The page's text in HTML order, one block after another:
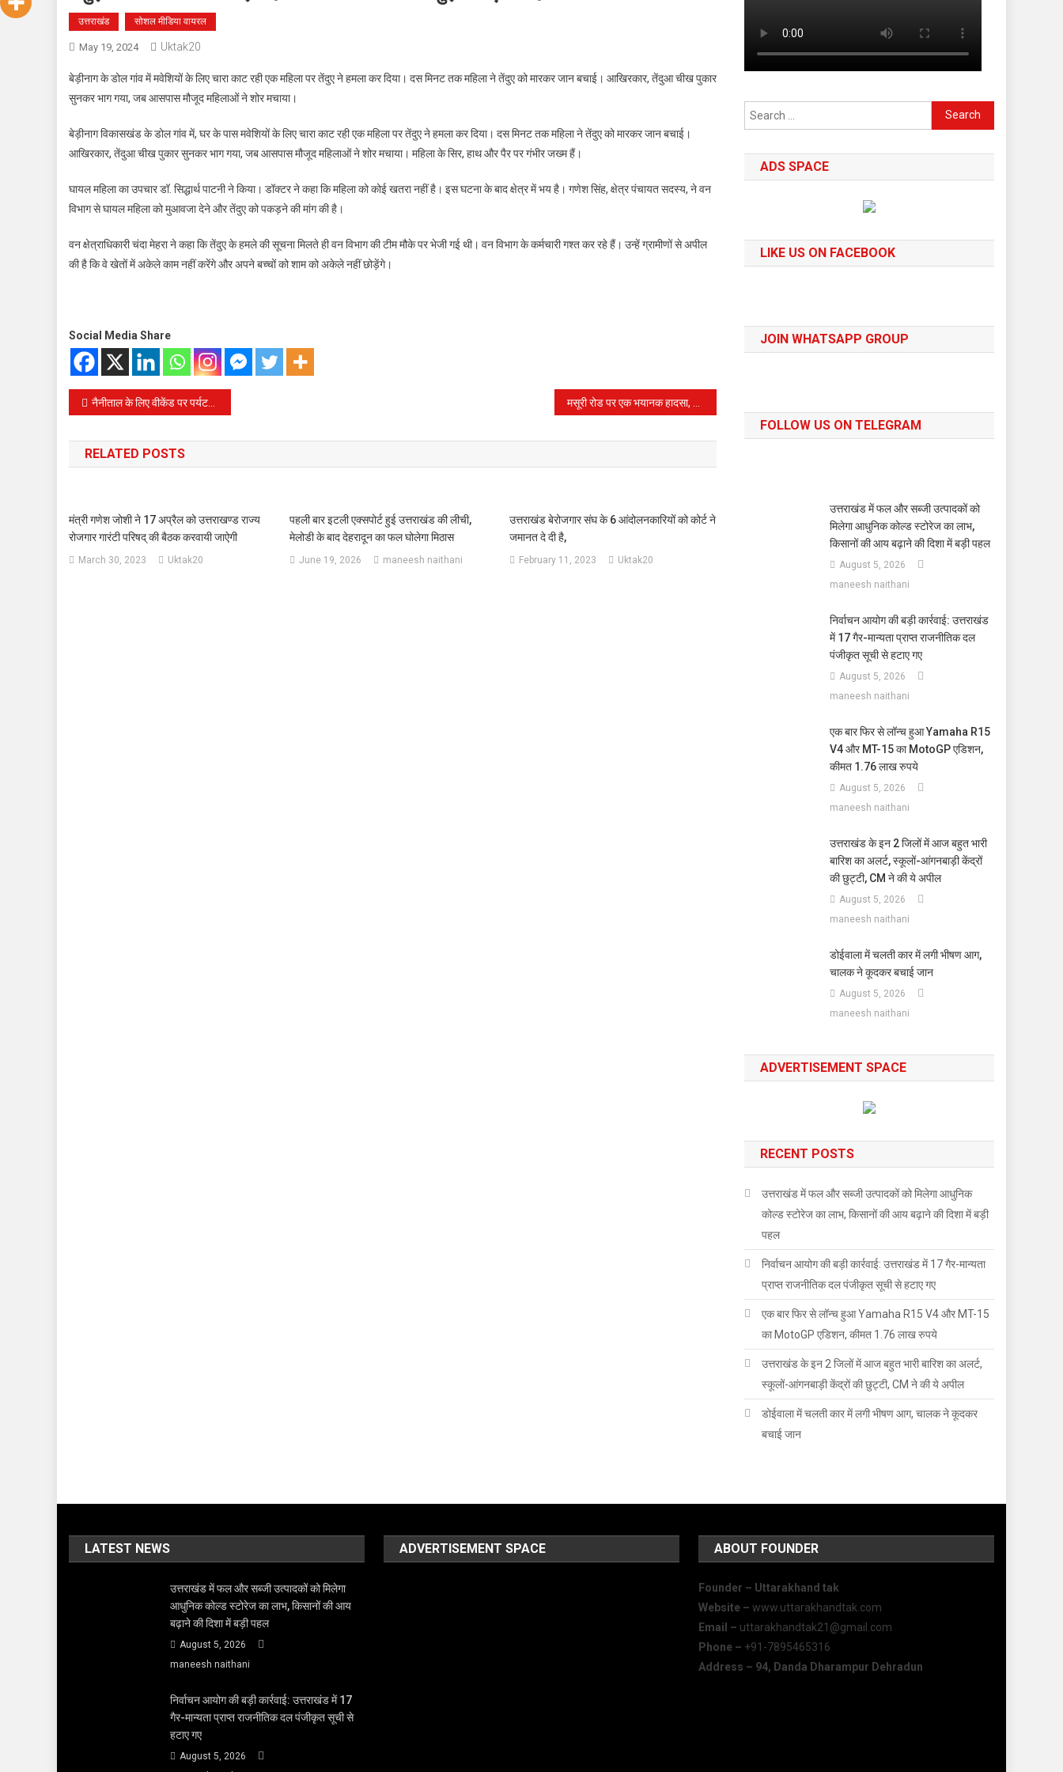
उत्तराखंड सोशल मीडिया वायरल
May 19, 2024 Uktak20
बेड़ीनाग के डोल गांव में मवेशियों के लिए चारा काट रही एक महिला पर तेंदुए ने हमला कर दिया। दस मिनट तक महिला ने तेंदुए को मारकर जान बचाई। आखिरकार, तेंदुआ चीख पुकार
सुनकर भाग गया, जब आसपास मौजूद महिलाओं ने शोर मचाया।
बेड़ीनाग विकासखंड के डोल गांव में, घर के पास मवेशियों के लिए चारा काट रही एक महिला पर तेंदुए ने हमला कर दिया। दस मिनट तक महिला ने तेंदुए को मारकर जान बचाई।
आखिरकार, तेंदुआ चीख पुकार सुनकर भाग गया, जब आसपास मौजूद महिलाओं ने शोर मचाया। महिला के सिर, हाथ और पैर पर गंभीर जख्म हैं।
घायल महिला का उपचार डॉ. सिद्धार्थ पाटनी ने किया। डॉक्टर ने कहा कि महिला को कोई खतरा नहीं है। इस घटना के बाद क्षेत्र में भय है। गणेश सिंह, क्षेत्र पंचायत सदस्य, ने वन
विभाग से घायल महिला को मुआवजा देने और तेंदुए को पकड़ने की मांग की है।
वन क्षेत्राधिकारी चंदा मेहरा ने कहा कि तेंदुए के हमले की सूचना मिलते ही वन विभाग की टीम मौके पर भेजी गई थी। वन विभाग के कर्मचारी गश्त कर रहे हैं। उन्हें ग्रामीणों से अपील
की है कि वे खेतों में अकेले काम नहीं करेंगे और अपने बच्चों को शाम को अकेले नहीं छोड़ेंगे।
Social Media Share
Post
navigation
नैनीताल के लिए वीकेंड पर पर्यटकों को जाम से निजात दिलाने के लिए पुलिस ने रूट प्लान जारी
RELATED POSTS
मंत्री गणेश जोशी ने 17 अप्रैल को उत्तराखण्ड राज्य
रोजगार गारंटी परिषद् की बैठक करवायी जाऐगी
March 30, 2023 Uktak20
पहली बार इटली एक्सपोर्ट हुई उत्तराखंड की लीची,
मेलोडी के बाद देहरादून का फल घोलेगा मिठास
June 19, 2026 maneesh naithani
उत्तराखंड बेरोजगार संघ के 6 आंदोलनकारियों को कोर्ट ने
जमानत दे दी है,
February 11, 2023 Uktak20
Search
for:
ADS SPACE
LIKE US ON FACEBOOK
JOIN WHATSAPP GROUP
FOLLOW US ON TELEGRAM
उत्तराखंड में फल और सब्जी उत्पादकों को
मिलेगा आधुनिक कोल्ड स्टोरेज का लाभ,
किसानों की आय बढ़ाने की दिशा में बड़ी पहल
August 5, 2026
maneesh naithani
निर्वाचन आयोग की बड़ी कार्रवाई: उत्तराखंड
में 17 गैर-मान्यता प्राप्त राजनीतिक दल
पंजीकृत सूची से हटाए गए
August 5, 2026
maneesh naithani
एक बार फिर से लॉन्च हुआ Yamaha R15
V4 और MT-15 का MotoGP एडिशन,
कीमत 1.76 लाख रुपये
August 5, 2026
maneesh naithani
उत्तराखंड के इन 2 जिलों में आज बहुत भारी
बारिश का अलर्ट, स्कूलों-आंगनबाड़ी केंद्रों
की छुट्टी, CM ने की ये अपील
August 5, 2026
maneesh naithani
डोईवाला में चलती कार में लगी भीषण आग,
चालक ने कूदकर बचाई जान
August 5, 2026
maneesh naithani
ADVERTISEMENT SPACE
RECENT POSTS
उत्तराखंड में फल और सब्जी उत्पादकों को मिलेगा आधुनिक
कोल्ड स्टोरेज का लाभ, किसानों की आय बढ़ाने की दिशा में बड़ी
पहल
निर्वाचन आयोग की बड़ी कार्रवाई: उत्तराखंड में 17 गैर-मान्यता
प्राप्त राजनीतिक दल पंजीकृत सूची से हटाए गए
एक बार फिर से लॉन्च हुआ Yamaha R15 V4 और MT-15
का MotoGP एडिशन, कीमत 1.76 लाख रुपये
उत्तराखंड के इन 2 जिलों में आज बहुत भारी बारिश का अलर्ट,
स्कूलों-आंगनबाड़ी केंद्रों की छुट्टी, CM ने की ये अपील
डोईवाला में चलती कार में लगी भीषण आग, चालक ने कूदकर
बचाई जान
LATEST NEWS
उत्तराखंड में फल और सब्जी उत्पादकों को मिलेगा
आधुनिक कोल्ड स्टोरेज का लाभ, किसानों की आय
बढ़ाने की दिशा में बड़ी पहल
August 5, 2026
maneesh naithani
निर्वाचन आयोग की बड़ी कार्रवाई: उत्तराखंड में 17
गैर-मान्यता प्राप्त राजनीतिक दल पंजीकृत सूची से
हटाए गए
August 5, 2026
ADVERTISEMENT SPACE ABOUT FOUNDER
Founder – Uttarakhand tak
Website – www.uttarakhandtak.com
Email – uttarakhandtak21@gmail.com
Phone – +91-7895465316
Address – 94, Danda Dharampur Dehradun